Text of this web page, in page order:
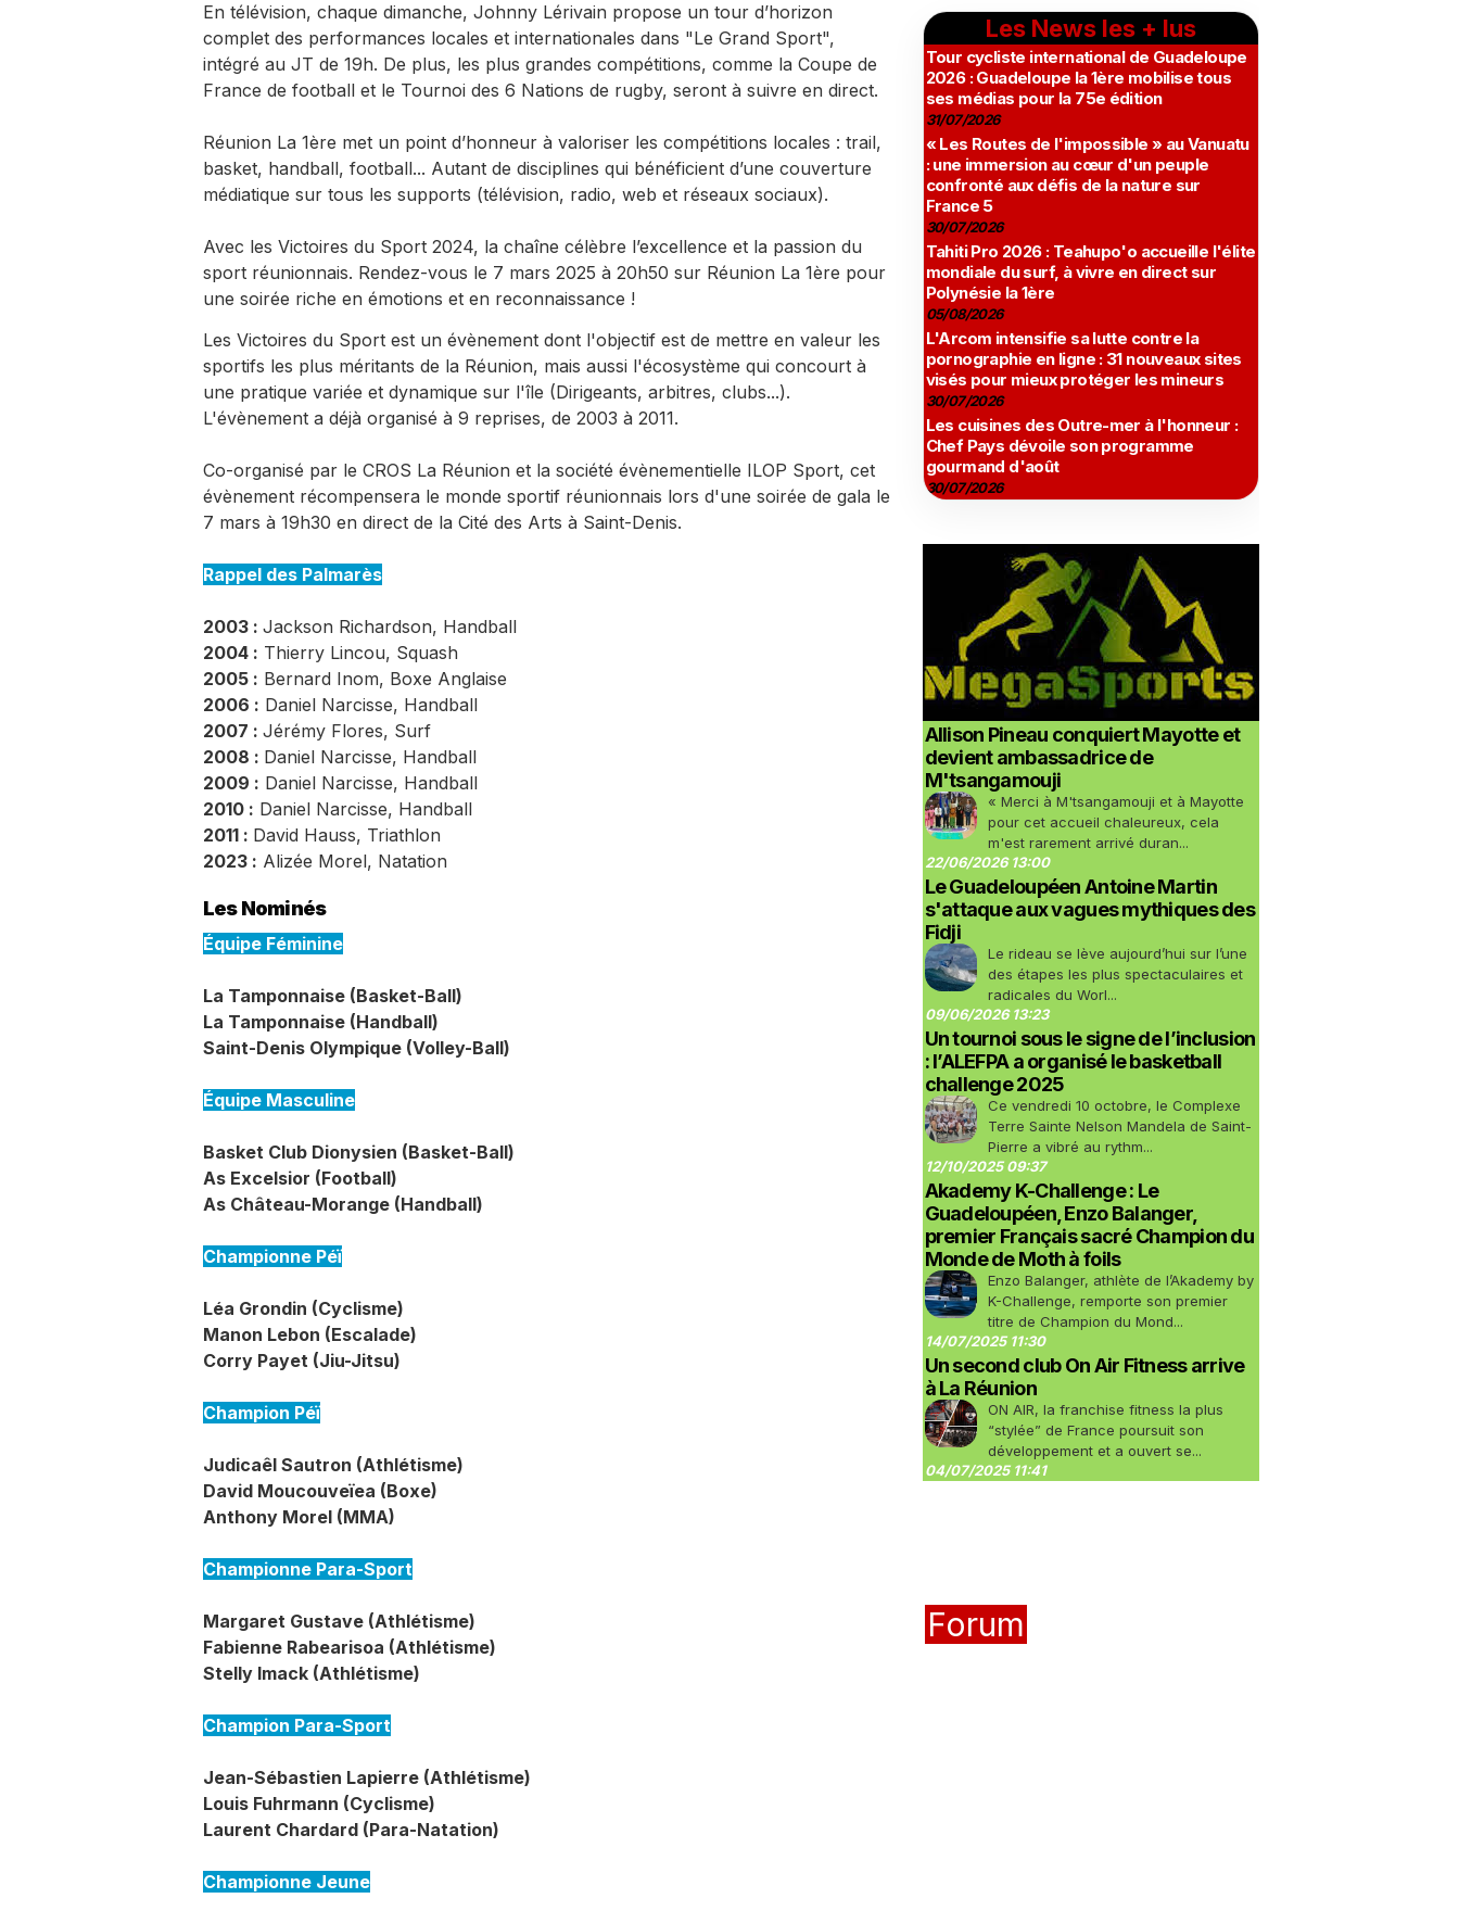
En télévision, chaque dimanche, Johnny Lérivain propose un tour d’horizon
complet des performances locales et internationales dans "Le Grand Sport",
intégré au JT de 19h. De plus, les plus grandes compétitions, comme la Coupe de
France de football et le Tournoi des 6 Nations de rugby, seront à suivre en direct.
Réunion La 1ère met un point d’honneur à valoriser les compétitions locales : trail,
basket, handball, football... Autant de disciplines qui bénéficient d’une couverture
médiatique sur tous les supports (télévision, radio, web et réseaux sociaux).
Avec les Victoires du Sport 2024, la chaîne célèbre l’excellence et la passion du
sport réunionnais. Rendez-vous le 7 mars 2025 à 20h50 sur Réunion La 1ère pour
une soirée riche en émotions et en reconnaissance !
Les Victoires du Sport est un évènement dont l'objectif est de mettre en valeur les
sportifs les plus méritants de la Réunion, mais aussi l'écosystème qui concourt à
une pratique variée et dynamique sur l'île (Dirigeants, arbitres, clubs...).
L'évènement a déjà organisé à 9 reprises, de 2003 à 2011.
Co-organisé par le CROS La Réunion et la société évènementielle ILOP Sport, cet
évènement récompensera le monde sportif réunionnais lors d'une soirée de gala le
7 mars à 19h30 en direct de la Cité des Arts à Saint-Denis.
Rappel des Palmarès
2003 : Jackson Richardson, Handball
2004 : Thierry Lincou, Squash
2005 : Bernard Inom, Boxe Anglaise
2006 : Daniel Narcisse, Handball
2007 : Jérémy Flores, Surf
2008 : Daniel Narcisse, Handball
2009 : Daniel Narcisse, Handball
2010 : Daniel Narcisse, Handball
2011 : David Hauss, Triathlon
2023 : Alizée Morel, Natation
Les Nominés
Équipe Féminine
La Tamponnaise (Basket-Ball)
La Tamponnaise (Handball)
Saint-Denis Olympique (Volley-Ball)
Équipe Masculine
Basket Club Dionysien (Basket-Ball)
As Excelsior (Football)
As Château-Morange (Handball)
Championne Péï
Léa Grondin (Cyclisme)
Manon Lebon (Escalade)
Corry Payet (Jiu-Jitsu)
Champion Péï
Judicaêl Sautron (Athlétisme)
David Moucouveïea (Boxe)
Anthony Morel (MMA)
Championne Para-Sport
Margaret Gustave (Athlétisme)
Fabienne Rabearisoa (Athlétisme)
Stelly Imack (Athlétisme)
Champion Para-Sport
Jean-Sébastien Lapierre (Athlétisme)
Louis Fuhrmann (Cyclisme)
Laurent Chardard (Para-Natation)
Championne Jeune
Les News les + lus
Tour cycliste international de Guadeloupe
2026 : Guadeloupe la 1ère mobilise tous
ses médias pour la 75e édition
31/07/2026
« Les Routes de l'impossible » au Vanuatu
: une immersion au cœur d'un peuple
confronté aux défis de la nature sur
France 5
30/07/2026
Tahiti Pro 2026 : Teahupo'o accueille l'élite
mondiale du surf, à vivre en direct sur
Polynésie la 1ère
05/08/2026
L'Arcom intensifie sa lutte contre la
pornographie en ligne : 31 nouveaux sites
visés pour mieux protéger les mineurs
30/07/2026
Les cuisines des Outre-mer à l'honneur :
Chef Pays dévoile son programme
gourmand d'août
30/07/2026
Allison Pineau conquiert Mayotte et
devient ambassadrice de
M'tsangamouji
« Merci à M'tsangamouji et à Mayotte
pour cet accueil chaleureux, cela
m'est rarement arrivé duran...
22/06/2026 13:00
Le Guadeloupéen Antoine Martin
s'attaque aux vagues mythiques des
Fidji
Le rideau se lève aujourd’hui sur l’une
des étapes les plus spectaculaires et
radicales du Worl...
09/06/2026 13:23
Un tournoi sous le signe de l’inclusion
: l’ALEFPA a organisé le basketball
challenge 2025
Ce vendredi 10 octobre, le Complexe
Terre Sainte Nelson Mandela de Saint-
Pierre a vibré au rythm...
12/10/2025 09:37
Akademy K-Challenge : Le
Guadeloupéen, Enzo Balanger,
premier Français sacré Champion du
Monde de Moth à foils
Enzo Balanger, athlète de l’Akademy by
K-Challenge, remporte son premier
titre de Champion du Mond...
14/07/2025 11:30
Un second club On Air Fitness arrive
à La Réunion
ON AIR, la franchise fitness la plus
“stylée” de France poursuit son
développement et a ouvert se...
04/07/2025 11:41
Forum